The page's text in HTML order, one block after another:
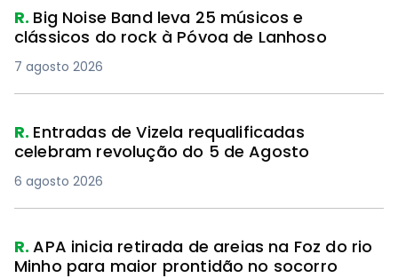
R. Big Noise Band leva 25 músicos e
clássicos do rock à Póvoa de Lanhoso
7 agosto 2026
R. Entradas de Vizela requalificadas
celebram revolução do 5 de Agosto
6 agosto 2026
R.APA inicia retirada de areias na Foz do rio
Minho para maior prontidão no socorro